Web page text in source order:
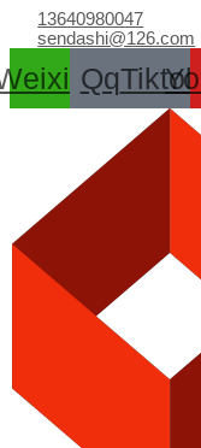
容
13640980047
sendashi@126.com
QqTiktok